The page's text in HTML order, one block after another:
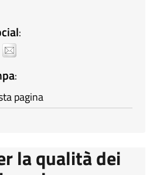
:
:
pagina
la qualità dei